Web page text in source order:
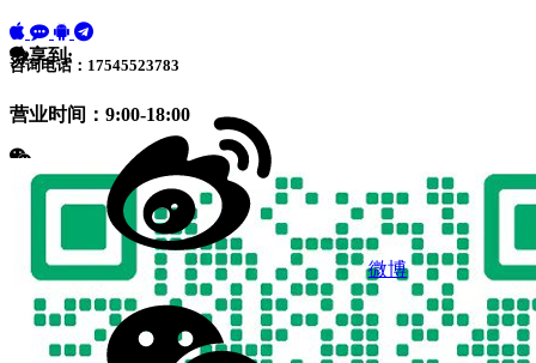
咨询电话：17545523783
营业时间：9:00-18:00
分享到:
微博